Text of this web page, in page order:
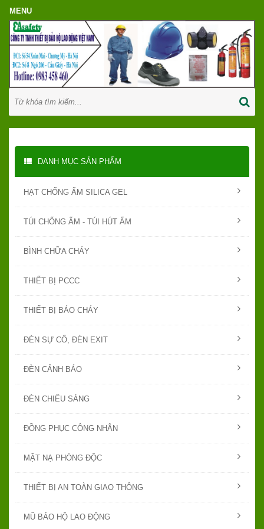
DANH MỤC SẢN PHẨM
HẠT CHỐNG ẨM SILICA GEL
TÚI CHỐNG ẨM - TÚI HÚT ẨM
BÌNH CHỮA CHÁY
THIẾT BỊ PCCC
THIẾT BỊ BÁO CHÁY
ĐÈN SỰ CỐ, ĐÈN EXIT
ĐÈN CẢNH BÁO
ĐÈN CHIẾU SÁNG
ĐỒNG PHỤC CÔNG NHÂN
MẶT NẠ PHÒNG ĐỘC
THIẾT BỊ AN TOÀN GIAO THÔNG
MŨ BẢO HỘ LAO ĐỘNG